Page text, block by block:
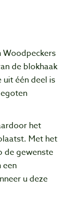
Woodpeckers
de blokhaak
één deel is
het
Met het
de gewenste
een
u deze